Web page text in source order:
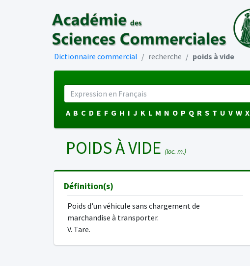
Dictionnaire commercial recherche poids à vide
A B C D E F G H I J K L M N O P Q R S T U V W X
POIDS À VIDE (loc. m.)
Définition(s)
Poids d'un véhicule sans chargement de
marchandise à transporter.
V. Tare.